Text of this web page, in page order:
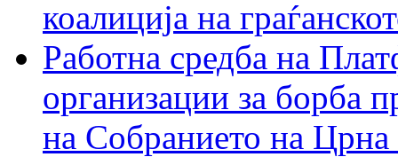
коалиција на
Работна средба на
организации за борба
на Собранието на Црна